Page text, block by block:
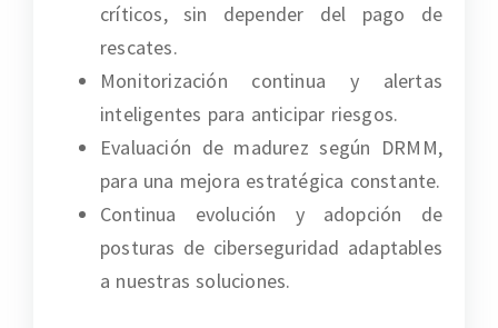
críticos, sin depender del pago de
rescates.
Monitorización continua y alertas
inteligentes para anticipar riesgos.
Evaluación de madurez según DRMM,
para una mejora estratégica constante.
Continua evolución y adopción de
posturas de ciberseguridad adaptables
a nuestras soluciones.